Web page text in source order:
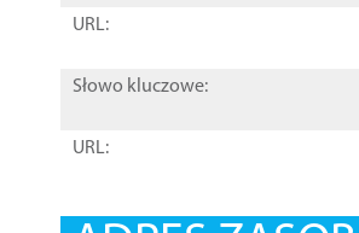
URL:
Słowo kluczowe:
URL: